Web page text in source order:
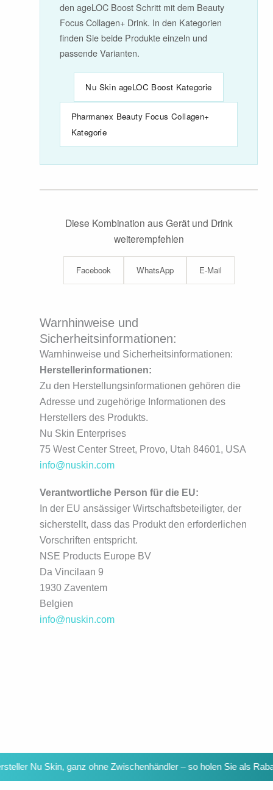
den ageLOC Boost Schritt mit dem Beauty
Focus Collagen+ Drink. In den Kategorien
finden Sie beide Produkte einzeln und
passende Varianten.
Nu Skin ageLOC Boost Kategorie
Pharmanex Beauty Focus Collagen+
Kategorie
Diese Kombination aus Gerät und Drink
weiterempfehlen
Facebook WhatsApp E-Mail
Warnhinweise und
Sicherheitsinformationen:
Warnhinweise und Sicherheitsinformationen:
Herstellerinformationen:
Zu den Herstellungsinformationen gehören die
Adresse und zugehörige Informationen des
Herstellers des Produkts.
Nu Skin Enterprises
75 West Center Street, Provo, Utah 84601, USA
info@nuskin.com
Verantwortliche Person für die EU:
In der EU ansässiger Wirtschaftsbeteiligter, der
sicherstellt, dass das Produkt den erforderlichen
Vorschriften entspricht.
NSE Products Europe BV
Da Vincilaan 9
1930 Zaventem
Belgien
info@nuskin.com
ganz ohne Zwischenhändler – so holen Sie als Rabatt- oder